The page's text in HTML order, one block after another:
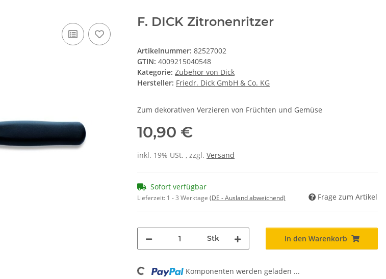
F. DICK Zitronenritzer
Artikelnummer: 82527002
GTIN: 4009215040548
Kategorie: Zubehör von Dick
Hersteller: Friedr. Dick GmbH & Co. KG
Zum dekorativen Verzieren von Früchten und Gemüse
10,90 €
inkl. 19% USt. , zzgl. Versand
Sofort verfügbar
Lieferzeit: 1 - 3 Werktage (DE - Ausland abweichend) Frage zum Artikel
Stk In den Warenkorb
Loading... Komponenten werden geladen ...